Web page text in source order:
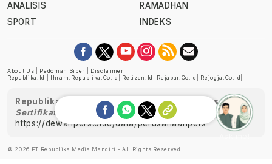
ANALISIS
SPORT
RAMADHAN
INDEKS
About Us Pedoman Siber
Disclaimer
Republika.id
Ihram.republika.co.id Retizen.id Rejabar.co.id Rejogja.co.id
Republika telah diverifikasi oleh Dewan Pers
Sertifikat Nomor 1058/DP-Verifikasi/K/XII/2022
https://dewanpers.or.id/data/perusahaanpers
© 2026 PT Republika Media Mandiri - All Rights Reserved.